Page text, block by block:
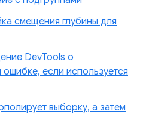
смещения глубины для
DevTools о
если используется
выборку, а затем